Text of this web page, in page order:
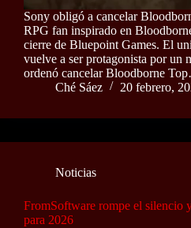
Sony obligó a cancelar
RPG fan inspirado en
cierre de Bluepoint Games. El
vuelve a ser protagonista por un
ordenó cancelar Bloodborne
Ché Sáez
20 febrero,
Noticias
FromSoftware rompe el silencio
para 2026